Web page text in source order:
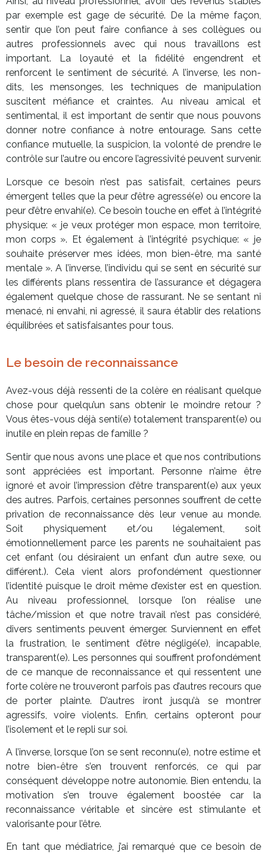
par exemple est gage de sécurité. De la même façon,
sentir que l’on peut faire confiance à ses collègues ou
autres professionnels avec qui nous travaillons est
important. La loyauté et la fidélité engendrent et
renforcent le sentiment de sécurité. A l’inverse, les non-
dits, les mensonges, les techniques de manipulation
suscitent méfiance et craintes. Au niveau amical et
sentimental, il est important de sentir que nous pouvons
donner notre confiance à notre entourage. Sans cette
confiance mutuelle, la suspicion, la volonté de prendre le
contrôle sur l’autre ou encore l’agressivité peuvent survenir.
Lorsque ce besoin n’est pas satisfait, certaines peurs
émergent telles que la peur d’être agressé(e) ou encore la
peur d’être envahi(e). Ce besoin touche en effet à l’intégrité
physique: « je veux protéger mon espace, mon territoire,
mon corps ». Et également à l’intégrité psychique: « je
souhaite préserver mes idées, mon bien-être, ma santé
mentale ». A l’inverse, l’individu qui se sent en sécurité sur
les différents plans ressentira de l’assurance et dégagera
également quelque chose de rassurant. Ne se sentant ni
menacé, ni envahi, ni agressé, il saura établir des relations
équilibrées et satisfaisantes pour tous.
Le besoin de reconnaissance
Avez-vous déjà ressenti de la colère en réalisant quelque
chose pour quelqu’un sans obtenir le moindre retour ?
Vous êtes-vous déjà senti(e) totalement transparent(e) ou
inutile en plein repas de famille ?
Sentir que nous avons une place et que nos contributions
sont appréciées est important. Personne n’aime être
ignoré et avoir l’impression d’être transparent(e) aux yeux
des autres. Parfois, certaines personnes souffrent de cette
privation de reconnaissance dès leur venue au monde.
Soit physiquement et/ou légalement, soit
émotionnellement parce les parents ne souhaitaient pas
cet enfant (ou désiraient un enfant d’un autre sexe, ou
différent.). Cela vient alors profondément questionner
l’identité puisque le droit même d’exister est en question.
Au niveau professionnel, lorsque l’on réalise une
tâche/mission et que notre travail n’est pas considéré,
divers sentiments peuvent émerger. Surviennent en effet
la frustration, le sentiment d’être négligé(e), incapable,
transparent(e). Les personnes qui souffrent profondément
de ce manque de reconnaissance et qui ressentent une
forte colère ne trouveront parfois pas d’autres recours que
de porter plainte. D’autres iront jusqu’à se montrer
agressifs, voire violents. Enfin, certains opteront pour
l’isolement et le repli sur soi.
A l’inverse, lorsque l’on se sent reconnu(e), notre estime et
notre bien-être s’en trouvent renforcés, ce qui par
conséquent développe notre autonomie. Bien entendu, la
motivation s’en trouve également boostée car la
reconnaissance véritable et sincère est stimulante et
valorisante pour l’être.
En tant que médiatrice, j’ai remarqué que ce besoin de